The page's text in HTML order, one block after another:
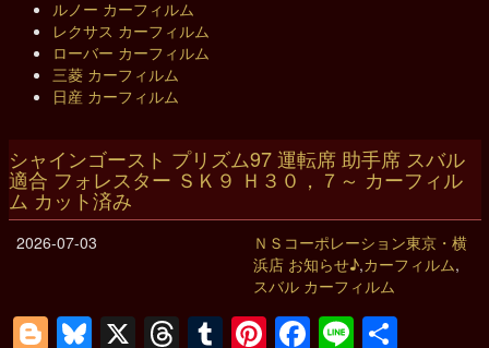
ルノー カーフィルム
レクサス カーフィルム
ローバー カーフィルム
三菱 カーフィルム
日産 カーフィルム
シャインゴースト プリズム97 運転席 助手席 スバル
適合 フォレスター ＳＫ９ Ｈ３０，７～ カーフィル
ム カット済み
2026-07-03
ＮＳコーポレーション東京・横
浜店 お知らせ♪,カーフィルム,
スバル カーフィルム
Blogger
Bluesky
X Threads
Tumblr
Pinterest
Facebook
Line共